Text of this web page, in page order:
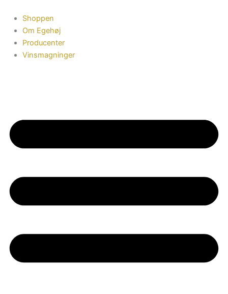
indholdet
Shoppen
Om Egehøj
Producenter
Vinsmagninger